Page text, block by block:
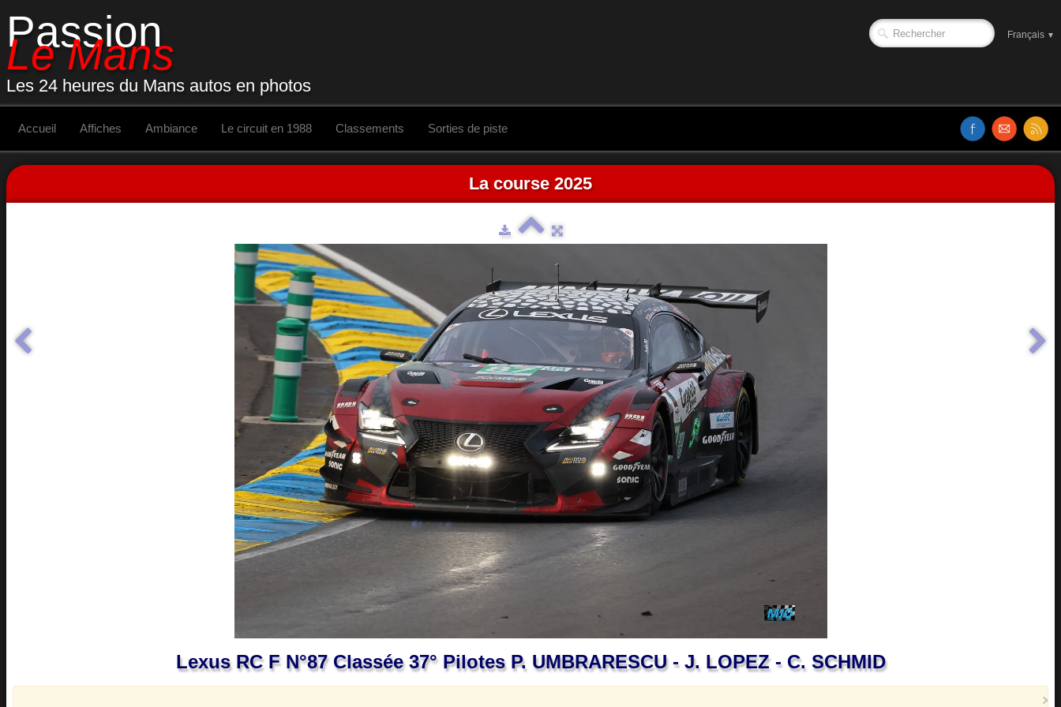
Passion
Le Mans
Les 24 heures du Mans autos en photos
Français ▼
Accueil Affiches Ambiance Le circuit en 1988 Classements Sorties de piste
La course 2025
Lexus RC F N°87 Classée 37° Pilotes P. UMBRARESCU - J. LOPEZ - C. SCHMID
×